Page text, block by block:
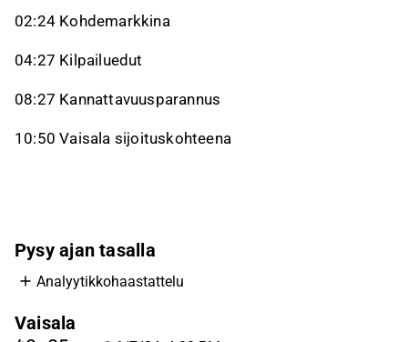
02:24 Kohdemarkkina
04:27 Kilpailuedut
08:27 Kannattavuusparannus
10:50 Vaisala sijoituskohteena
Pysy ajan tasalla
Analyytikkohaastattelu
Vaisala